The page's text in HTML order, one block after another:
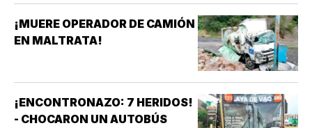
¡MUERE OPERADOR DE CAMIÓN
EN MALTRATA!
¡ENCONTRONAZO: 7 HERIDOS!
- CHOCARON UN AUTOBÚS